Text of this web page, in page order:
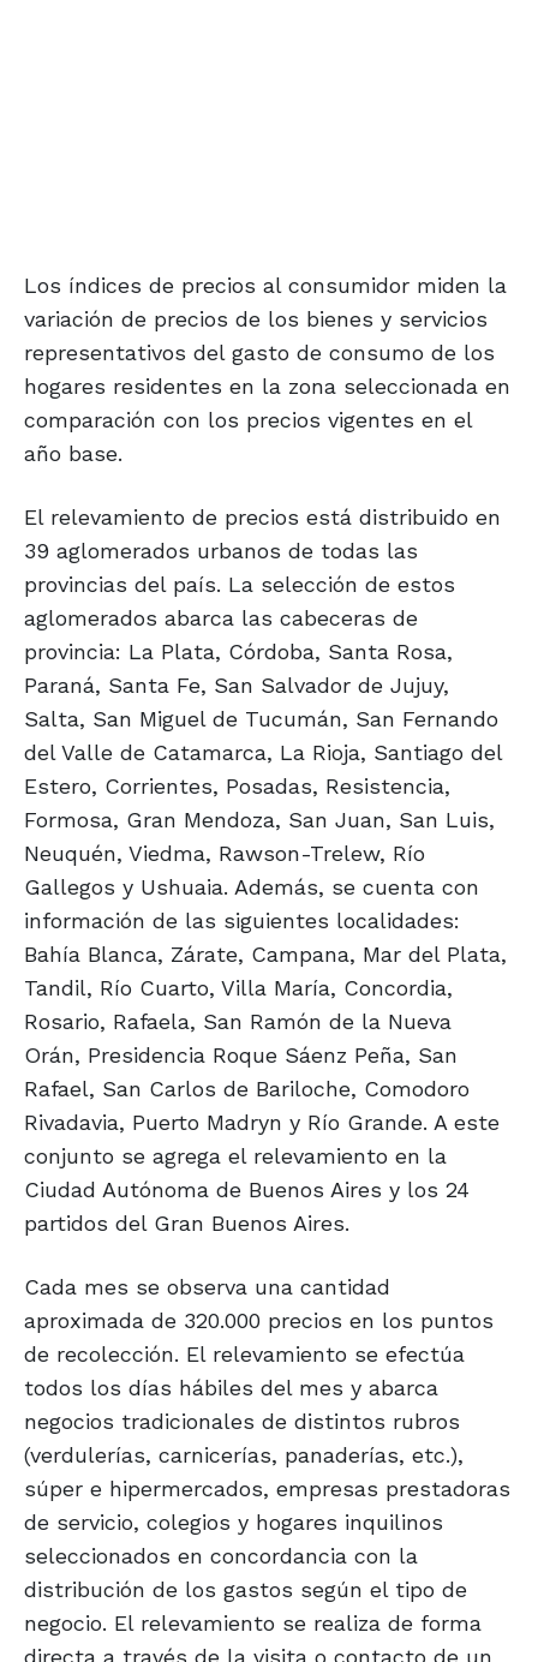
Los índices de precios al consumidor miden la
variación de precios de los bienes y servicios
representativos del gasto de consumo de los
hogares residentes en la zona seleccionada en
comparación con los precios vigentes en el
año base.
El relevamiento de precios está distribuido en
39 aglomerados urbanos de todas las
provincias del país. La selección de estos
aglomerados abarca las cabeceras de
provincia: La Plata, Córdoba, Santa Rosa,
Paraná, Santa Fe, San Salvador de Jujuy,
Salta, San Miguel de Tucumán, San Fernando
del Valle de Catamarca, La Rioja, Santiago del
Estero, Corrientes, Posadas, Resistencia,
Formosa, Gran Mendoza, San Juan, San Luis,
Neuquén, Viedma, Rawson-Trelew, Río
Gallegos y Ushuaia. Además, se cuenta con
información de las siguientes localidades:
Bahía Blanca, Zárate, Campana, Mar del Plata,
Tandil, Río Cuarto, Villa María, Concordia,
Rosario, Rafaela, San Ramón de la Nueva
Orán, Presidencia Roque Sáenz Peña, San
Rafael, San Carlos de Bariloche, Comodoro
Rivadavia, Puerto Madryn y Río Grande. A este
conjunto se agrega el relevamiento en la
Ciudad Autónoma de Buenos Aires y los 24
partidos del Gran Buenos Aires.
Cada mes se observa una cantidad
aproximada de 320.000 precios en los puntos
de recolección. El relevamiento se efectúa
todos los días hábiles del mes y abarca
negocios tradicionales de distintos rubros
(verdulerías, carnicerías, panaderías, etc.),
súper e hipermercados, empresas prestadoras
de servicio, colegios y hogares inquilinos
seleccionados en concordancia con la
distribución de los gastos según el tipo de
negocio. El relevamiento se realiza de forma